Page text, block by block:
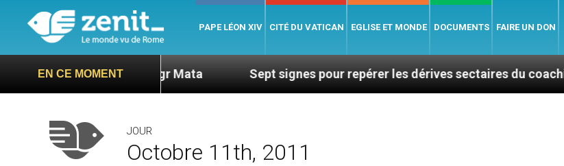
PAPE LÉON XIV CITÉ DU VATICAN EGLISE ET MONDE DOCUMENTS FAIRE UN DON
EN CE MOMENT
nouvelles de Mgr Mata Sept signes pour repérer les dérives sectaires du coaching
JOUR
Octobre 11th, 2011